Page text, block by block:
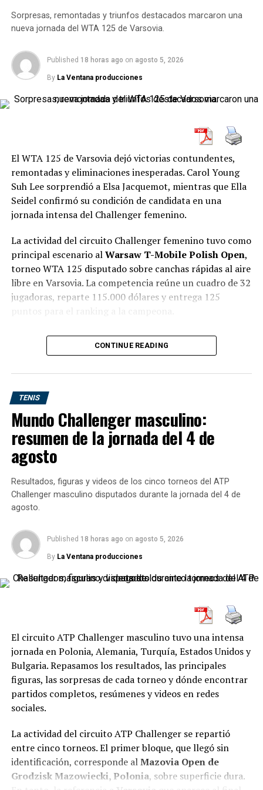
camino de la final de Gstaad , y Argentina vuelve a
vibrar con el presente del menor de los Cerúndolo,
dan frutos.
RELATED TOPICS: ATP ATP DE GSTAAD
ATP TOUR
Darderi arruina el sueño de los Cerúndolo y va por el
título en Bastad
DON'T MISS
Shapovalov brilla en Los Cabos y vuelve al Top 30 del
mundo
Sorpresas, remontadas y triunfos destacados marcaron una
nueva jornada del WTA 125 de Varsovia.
Published 18 horas ago on agosto 5, 2026
By La Ventana producciones
El WTA 125 de Varsovia dejó victorias contundentes,
remontadas y eliminaciones inesperadas. Carol Young
Suh Lee sorprendió a Elsa Jacquemot, mientras que Ella
Seidel confirmó su condición de candidata en una
jornada intensa del Challenger femenino.
La actividad del circuito Challenger femenino tuvo como
principal escenario alWarsaw T-Mobile Polish Open,
torneo WTA 125 disputado sobre canchas rápidas al aire
libre en Varsovia. La competencia reúne un cuadro de 32
jugadoras, reparte 115.000 dólares y entrega 125
Los resultados enviados corresponden a este certamen
de Polonia. La referencia a“Istanbul 2, Turquía”
Carol Lee produjo el gran impacto
ante Elsa Jacquemot
Carol Young Suh Lee derrotó a Elsa Jacquemot por
la primera ronda. La francesa llegaba como máxima
favorita del cuadro, pero no pudo imponer su condición
ante una rival que sostuvo el resultado durante los dos
parciales.
Lee consiguió un quiebre decisivo en cada set y cerró el
encuentro sin permitir que Jacquemot llevara la
definición a un tercer capítulo. La eliminación de la
primera preclasificada modificó considerablemente la
parte superior del cuadro.
En los octavos de final, Lee enfrentará aAliona Falei,
CONTINUE READING
TENIS
Mundo Challenger masculino:
resumen de la jornada del 4 de
agosto
Resultados, figuras y videos de los cinco torneos del ATP
Challenger masculino disputados durante la jornada del 4 de
agosto.
Published 18 horas ago on agosto 5, 2026
By La Ventana producciones
El circuito ATP Challenger masculino tuvo una intensa
jornada en Polonia, Alemania, Turquía, Estados Unidos y
Bulgaria. Repasamos los resultados, las principales
figuras, las sorpresas de cada torneo y dónde encontrar
partidos completos, resúmenes y videos en redes
sociales.
La actividad del circuito ATP Challenger se repartió
entre cinco torneos. El primer bloque, que llegó sin
identificación, corresponde alMazovia Open de
Grodzisk Mazowiecki, Polonia, sobre superficie dura.